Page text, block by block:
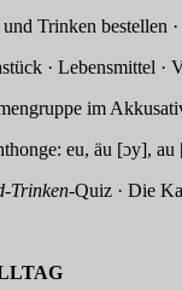
bestellen ·
· Verpackungen
·
[ɔy], au [aʊ]
Trinken-Quiz · Die